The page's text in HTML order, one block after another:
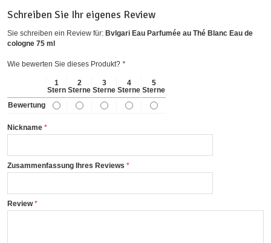
Schreiben Sie Ihr eigenes Review
Sie schreiben ein Review für: Bvlgari Eau Parfumée au Thé Blanc Eau de
cologne 75 ml
Wie bewerten Sie dieses Produkt? *
1
Stern
2
Sterne
3
Sterne
4
Sterne
5
Sterne
Bewertung
Nickname
Zusammenfassung Ihres Reviews
Review